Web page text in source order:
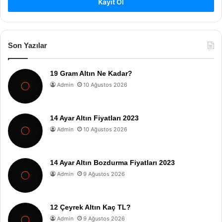
Kayıt Ol
Son Yazılar
19 Gram Altın Ne Kadar?
Admin 10 Ağustos 2026
14 Ayar Altın Fiyatları 2023
Admin 10 Ağustos 2026
14 Ayar Altın Bozdurma Fiyatları 2023
Admin 9 Ağustos 2026
12 Çeyrek Altın Kaç TL?
Admin 9 Ağustos 2026